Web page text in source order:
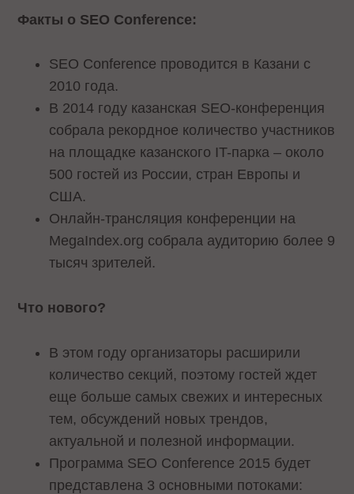
Факты о SEO Conference:
SEO Conference проводится в Казани с
2010 года.
В 2014 году казанская SEO-конференция
собрала рекордное количество участников
на площадке казанского IT-парка – около
500 гостей из России, стран Европы и
США.
Онлайн-трансляция конференции на
MegaIndex.org собрала аудиторию более 9
тысяч зрителей.
Что нового?
В этом году организаторы расширили
количество секций, поэтому гостей ждет
еще больше самых свежих и интересных
тем, обсуждений новых трендов,
актуальной и полезной информации.
Программа SEO Conference 2015 будет
представлена 3 основными потоками: